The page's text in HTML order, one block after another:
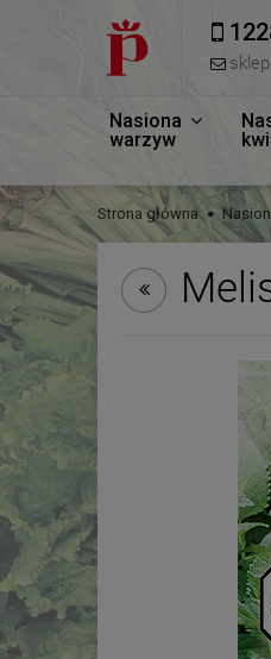
Nasiona
warzyw
Strona główna